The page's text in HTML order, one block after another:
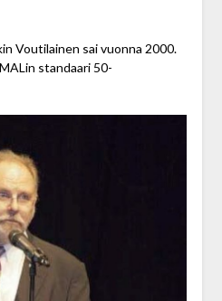
Voutilainen sai vuonna 2000.
standaari 50-